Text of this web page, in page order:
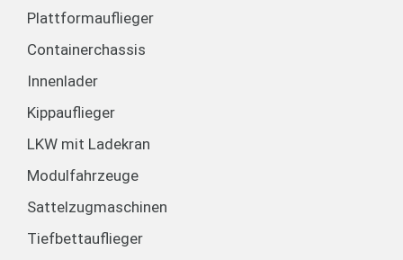
Plattformauflieger
Containerchassis
Innenlader
Kippauflieger
LKW mit Ladekran
Modulfahrzeuge
Sattelzugmaschinen
Tiefbettauflieger